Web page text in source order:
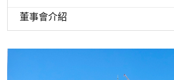
董事會介紹